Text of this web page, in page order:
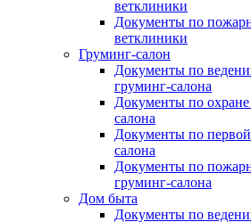
ветклиники
Документы по
ветклиники
Груминг-салон
Документы по
груминг-салона
Документы по
салона
Документы по
салона
Документы по
груминг-салона
Дом быта
Документы по